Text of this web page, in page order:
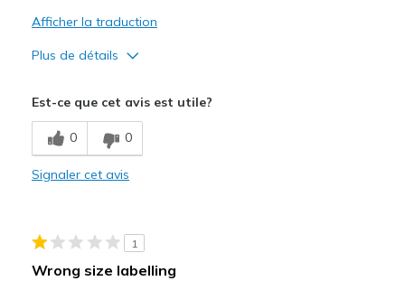
Afficher la traduction
Plus de détails
Comfortable
Stylish
Est-ce que cet avis est utile?
0 0
Signaler cet avis
1
Wrong size labelling